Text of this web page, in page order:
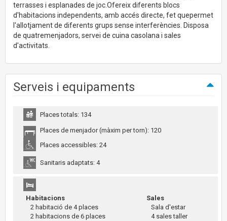
terrasses i esplanades de joc.Ofereix diferents blocs
d'habitacions independents, amb accés directe, fet quepermet
l'allotjament de diferents grups sense interferències. Disposa
de quatremenjadors, servei de cuina casolana i sales
d'activitats.
Serveis i equipaments
Places totals: 134
Places de menjador (màxim per torn): 120
Places accessibles: 24
Sanitaris adaptats: 4
Habitacions
2 habitació de 4 places
2 habitacions de 6 places
Sales
Sala d'estar
4 sales taller